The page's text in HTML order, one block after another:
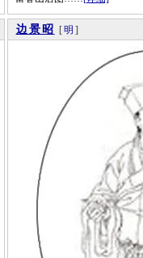
边景昭 [明 ]